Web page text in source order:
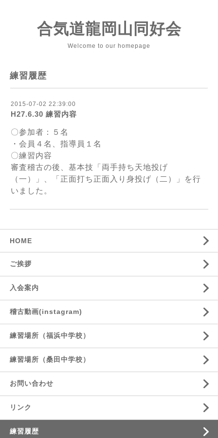
合気道龍岡山同好会
Welcome to our homepage
練習履歴
2015-07-02 22:39:00
H27.6.30 練習内容
〇参加者：５名
・会員４名、指導員１名
〇練習内容
審査稽古の後、基本技「両手持ち天地投げ
（一）」、「正面打ち正面入り身投げ（二）」を行
いました。
HOME
ご挨拶
入会案内
稽古動画(instagram)
練習場所（福浜中学校）
練習場所（桑田中学校）
お問い合わせ
リンク
練習履歴